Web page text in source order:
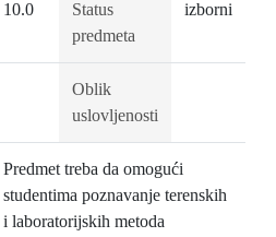
10.0
Status
predmeta
izborni
Oblik
uslovljenosti
Predmet treba da omogući
studentima poznavanje terenskih
i laboratorijskih metoda